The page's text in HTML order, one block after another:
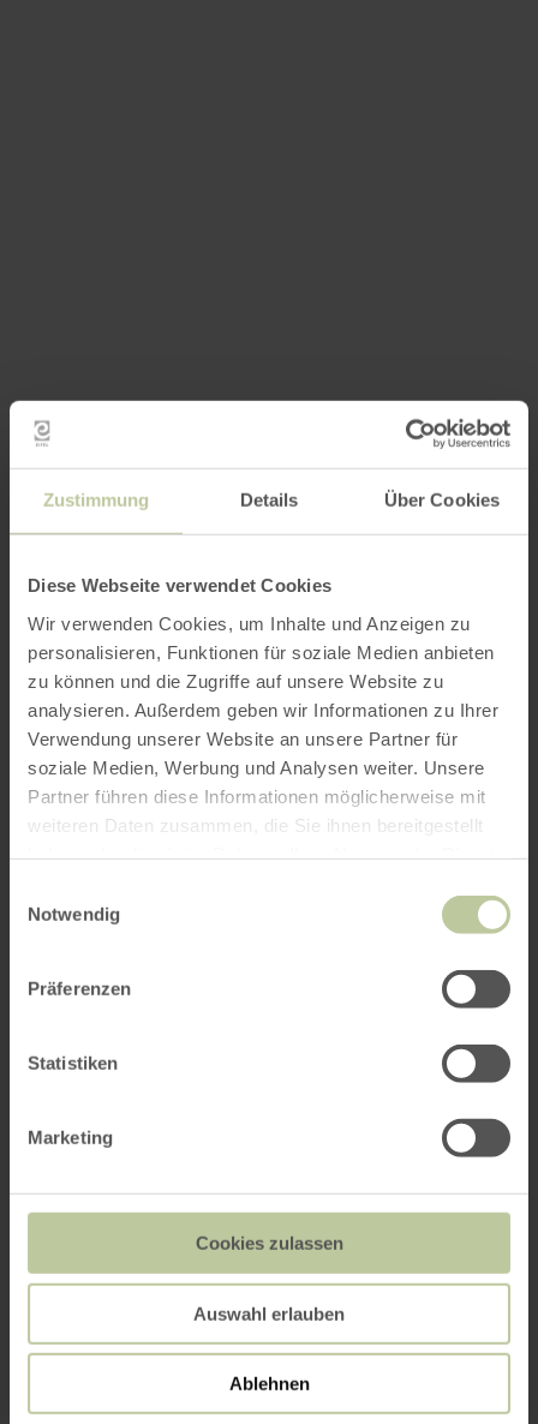
Zustimmung Details Über Cookies
Diese Webseite verwendet Cookies
Wir verwenden Cookies, um Inhalte und Anzeigen zu
personalisieren, Funktionen für soziale Medien anbieten
zu können und die Zugriffe auf unsere Website zu
analysieren. Außerdem geben wir Informationen zu Ihrer
Verwendung unserer Website an unsere Partner für
soziale Medien, Werbung und Analysen weiter. Unsere
Partner führen diese Informationen möglicherweise mit
weiteren Daten zusammen, die Sie ihnen bereitgestellt
Notwendig
Präferenzen
Statistiken
Marketing
Cookies zulassen
Auswahl erlauben
Ablehnen